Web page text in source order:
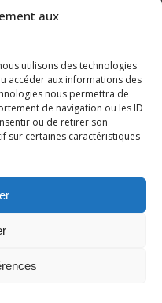
aux
utilisons des technologies
accéder aux informations des
nous permettra de
de navigation ou les ID
ou de retirer son
sur certaines caractéristiques
par XtremWebSite